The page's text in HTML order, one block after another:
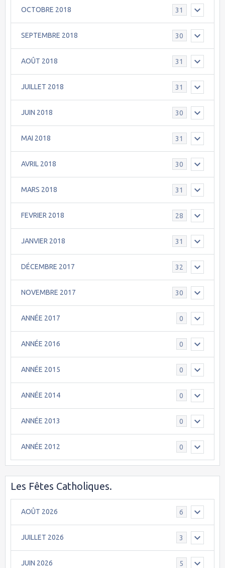
OCTOBRE 2018 31
SEPTEMBRE 2018 30
AOÛT 2018 31
JUILLET 2018 31
JUIN 2018 30
MAI 2018 31
AVRIL 2018 30
MARS 2018 31
FEVRIER 2018 28
JANVIER 2018 31
DÉCEMBRE 2017 32
NOVEMBRE 2017 30
ANNÉE 2017 0
ANNÉE 2016 0
ANNÉE 2015 0
ANNÉE 2014 0
ANNÉE 2013 0
ANNÉE 2012 0
Les Fêtes Catholiques.
AOÛT 2026 6
JUILLET 2026 3
JUIN 2026 5